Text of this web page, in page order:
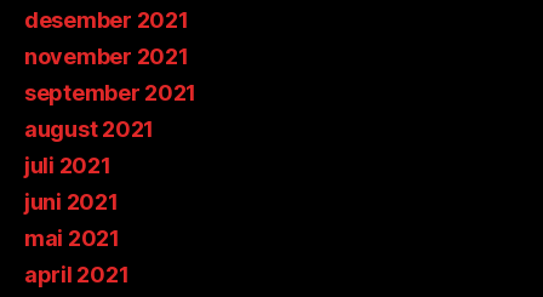
desember 2021
november 2021
september 2021
august 2021
juli 2021
juni 2021
mai 2021
april 2021